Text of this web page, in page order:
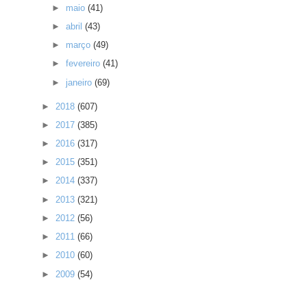
► maio(41)
►abril(43)
► março(49)
►fevereiro(41)
► janeiro(69)
► 2018 (607)
► 2017 (385)
► 2016 (317)
► 2015 (351)
► 2014 (337)
► 2013 (321)
► 2012 (56)
► 2011 (66)
► 2010 (60)
► 2009 (54)